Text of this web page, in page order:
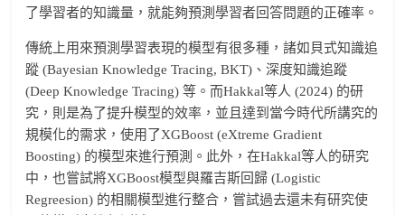
了學習者的知識量，就能夠預測學習者回答問題的正確率。
傳統上用來預測學習表現的模型有很多種，諸如貝式知識追
蹤 (Bayesian Knowledge Tracing, BKT)、深度知識追蹤
(Deep Knowledge Tracing) 等。而Hakkal等人 (2024) 的研
究，則是為了提升模型的效率，並且達到當今時代所講究的
規模化的需求，使用了XGBoost (eXtreme Gradient
Boosting) 的模型來進行預測。此外，在Hakkal等人的研究
中，也嘗試將XGBoost模型與羅吉斯回歸 (Logistic
Regreesion) 的相關模型進行整合，嘗試過去還未有研究使